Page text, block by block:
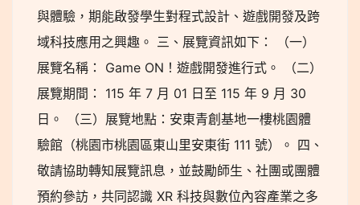
與體驗，期能啟發學生對程式設計、遊戲開發及跨
域科技應用之興趣。 三、展覽資訊如下： （一）
展覽名稱： Game ON！遊戲開發進行式。 （二）
展覽期間： 115 年 7 月 01 日至 115 年 9 月 30
日。 （三）展覽地點：安東青創基地一樓桃園體
驗館（桃園市桃園區東山里安東街 111 號）。 四、
敬請協助轉知展覽訊息，並鼓勵師生、社團或團體
預約參訪，共同認識 XR 科技與數位內容產業之多